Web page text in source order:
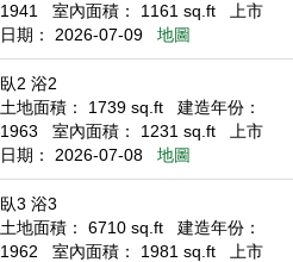
1941
室內面積： 1161 sq.ft
上市
日期： 2026-07-09
地圖
臥2 浴2
土地面積： 1739 sq.ft
建造年份：
1963
室內面積： 1231 sq.ft
上市
日期： 2026-07-08
地圖
臥3 浴3
土地面積： 6710 sq.ft
建造年份：
1962
室內面積： 1981 sq.ft
上市